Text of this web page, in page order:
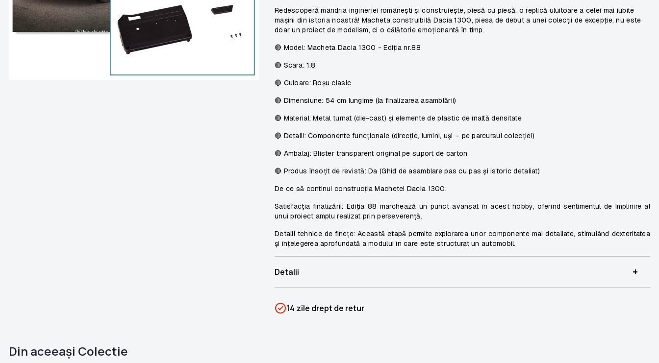
Redescoperă mândria ingineriei românești și construiește, piesă cu piesă, o replică uluitoare a celei mai iubite
mașini din istoria noastră! Macheta construibilă Dacia 1300, piesa de debut a unei colecții de excepție, nu este
doar un proiect de modelism, ci o călătorie emoționantă în timp.
🔴 Model: Macheta Dacia 1300 - Ediția nr.88
🔴 Scara: 1:8
🔴 Culoare: Roșu clasic
🔴 Dimensiune: 54 cm lungime (la finalizarea asamblării)
🔴 Material: Metal turnat (die-cast) și elemente de plastic de înaltă densitate
🔴 Detalii: Componente funcționale (direcție, lumini, uși – pe parcursul colecției)
🔴 Ambalaj: Blister transparent original pe suport de carton
🔴 Produs însoțit de revistă: Da (Ghid de asamblare pas cu pas și istoric detaliat)
De ce să continui construcția Machetei Dacia 1300:
Satisfacția finalizării: Ediția 88 marchează un punct avansat în acest hobby, oferind sentimentul de împlinire al
unui proiect amplu realizat prin perseverență.
Detalii tehnice de finețe: Această etapă permite explorarea unor componente mai detaliate, stimulând dexteritatea
și înțelegerea aprofundată a modului în care este structurat un automobil.
Detalii +
Categorii
Dacia 1300
14 zile drept de retur
Din aceeaşi Colectie